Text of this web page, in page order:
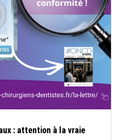
: attention à la vraie